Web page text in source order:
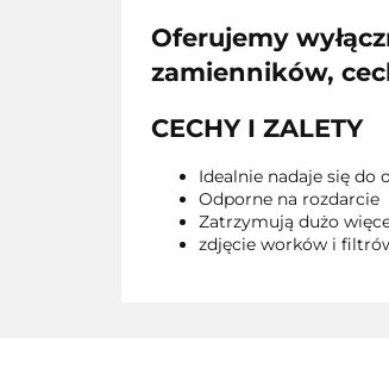
Oferujemy
zamienników,
CECHY I ZALETY
Idealnie nadaje się do
Odporne na rozdarcie
Zatrzymują dużo
zdjęcie worków i